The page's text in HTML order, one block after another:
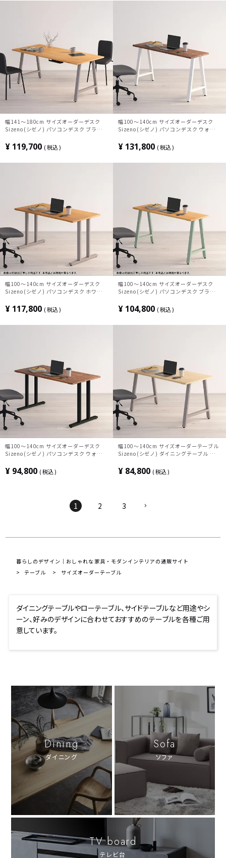
幅141～180cm サイズオーダーデスク
Sizeno(シゼノ) パソコンデスク ブラック
天然木 パソコンデスク 配線穴 オフィスデ
スク テレワークデスク 勉強机 おしゃれ
¥ 119,700 税込
幅100～140cm サイズオーダーデスク
Sizeno(シゼノ) パソコンデスク ウォール
然木 パソコンデスク オフィスデスク テレ
ワークデスク 勉強机 おしゃれ ウッディモ
¥ 131,800 税込
幅100～140cm サイズオーダーデスク
Sizeno(シゼノ) パソコンデスク ホワイト
然木 パソコンデスク 切り欠き オフィスデ
スク テレワークデスク 勉強机 おしゃれ
¥ 117,800 税込
幅100～140cm サイズオーダーデスク
Sizeno(シゼノ) パソコンデスク ブラック
天然木 パソコンデスク 切り欠き オフィス
デスク テレワークデスク 勉強机 おしゃれ
¥ 104,800 税込
幅100～140cm サイズオーダーデスク
Sizeno(シゼノ) パソコンデスク ウォール
然木 パソコンデスク 配線穴 オフィスデス
ク テレワークデスク 勉強机 おしゃれ ウ
¥ 94,800 税込
幅100～140cm サイズオーダーテーブル
Sizeno(シゼノ) ダイニングテーブル ホワ
脚 天然木 テーブル 長方形 食卓テーブル
おしゃれ 北欧モダン ダイニング ナチュラ
¥ 84,800 税込
1 2 3
暮らしのデザイン｜おしゃれな家具・モダンインテリアの通販サイト
テーブル
サイズオーダーテーブル
ダイニングテーブルやローテーブル、サイドテーブルなど用途やシ
ーン、好みのデザインに合わせておすすめのテーブルを各種ご用
意しています。
Dining
ダイニング
Sofa
ソファ
TV board
テレビ台